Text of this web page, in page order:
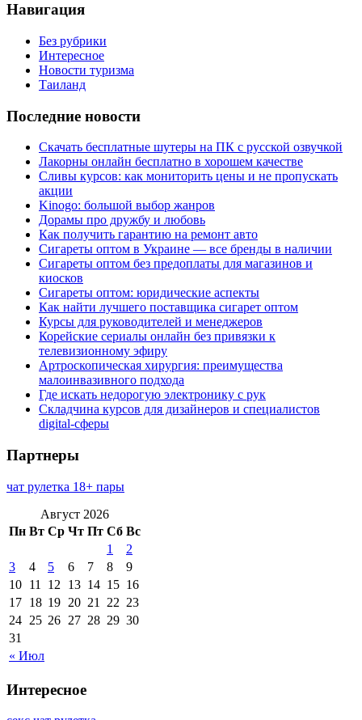
Навигация
Без рубрики
Интересное
Новости туризма
Таиланд
Последние новости
Скачать бесплатные шутеры на ПК с русской озвучкой
Лакорны онлайн бесплатно в хорошем качестве
Сливы курсов: как мониторить цены и не пропускать
акции
Kinogo: большой выбор жанров
Дорамы про дружбу и любовь
Как получить гарантию на ремонт авто
Сигареты оптом в Украине — все бренды в наличии
Сигареты оптом без предоплаты для магазинов и
киосков
Сигареты оптом: юридические аспекты
Как найти лучшего поставщика сигарет оптом
Курсы для руководителей и менеджеров
Корейские сериалы онлайн без привязки к
телевизионному эфиру
Артроскопическая хирургия: преимущества
малоинвазивного подхода
Где искать недорогую электронику с рук
Складчина курсов для дизайнеров и специалистов
digital-сферы
Партнеры
чат рулетка 18+ пары
Август 2026
Пн Вт Ср Чт Пт Сб Вс
« Июл
1
2
3
4 5 6 7 8
9
10 11 12 13 14 15 16
17 18 19 20 21 22 23
24 25 26 27 28 29 30
31
Интересное